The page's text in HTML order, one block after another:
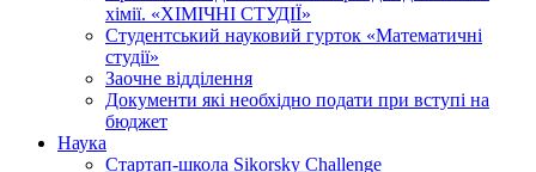
хімії. «ХІМІЧНІ СТУДІЇ»
Студентський науковий гурток «Математичні
студії»
Заочне відділення
Документи які необхідно подати при вступі на
бюджет
Наука
Стартап-школа Sikorsky Challenge